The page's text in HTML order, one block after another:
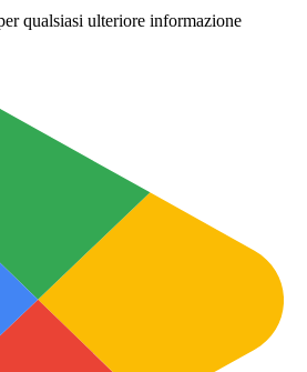
qualsiasi ulteriore informazione